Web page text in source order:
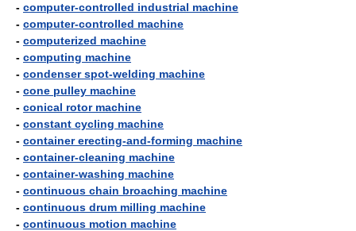
- computer-controlled industrial machine
- computer-controlled machine
- computerized machine
- computing machine
- condenser spot-welding machine
- cone pulley machine
- conical rotor machine
- constant cycling machine
- container erecting-and-forming machine
- container-cleaning machine
- container-washing machine
- continuous chain broaching machine
- continuous drum milling machine
- continuous motion machine